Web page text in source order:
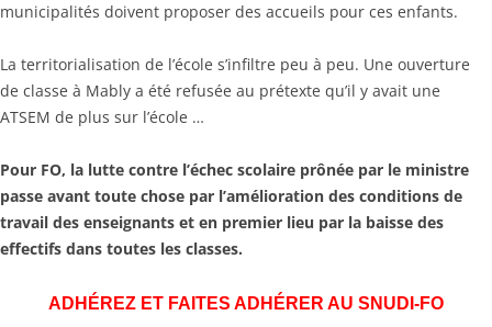
municipalités doivent proposer des accueils pour ces enfants.
La territorialisation de l’école s’infiltre peu à peu. Une ouverture
de classe à Mably a été refusée au prétexte qu’il y avait une
ATSEM de plus sur l’école …
Pour FO, la lutte contre l’échec scolaire prônée par le ministre
passe avant toute chose par l’amélioration des conditions de
travail des enseignants et en premier lieu par la baisse des
effectifs dans toutes les classes.
ADHÉREZ ET FAITES ADHÉRER AU SNUDI-FO